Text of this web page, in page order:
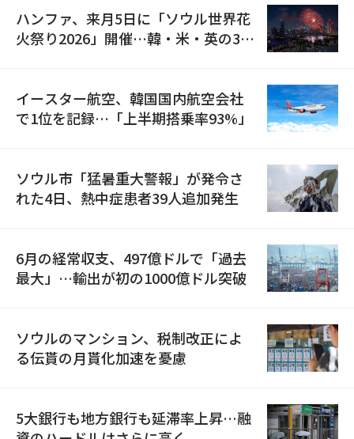
ハンファ、来月5日に「ソウル世界花
火祭り2026」開催…韓・米・英の3カ
イースター航空、韓国国内航空会社
で1位を記録…「上半期搭乗率93%」
ソウル市「猛暑重大警報」が発令さ
れた4日、熱中症患者39人追加発生
6月の経常収支、497億ドルで「過去
最大」…輸出が初の1000億ドル突破
ソウルのマンション、税制改正によ
る伝貰の月貰化加速を憂慮
5大銀行も地方銀行も延滞率上昇…融